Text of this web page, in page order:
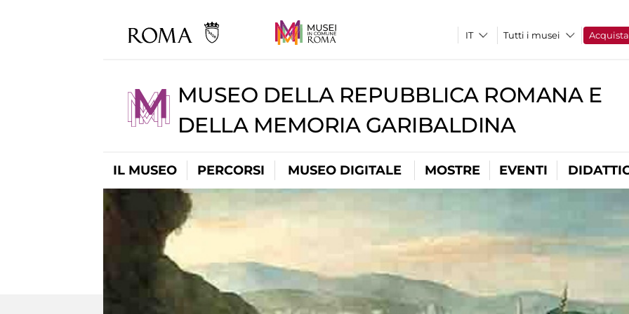
Tutti i musei Acquista
MUSEO DELLA REPUBBLICA ROMANA E
DELLA MEMORIA GARIBALDINA
IL MUSEO PERCORSI MUSEO DIGITALE MOSTRE EVENTI